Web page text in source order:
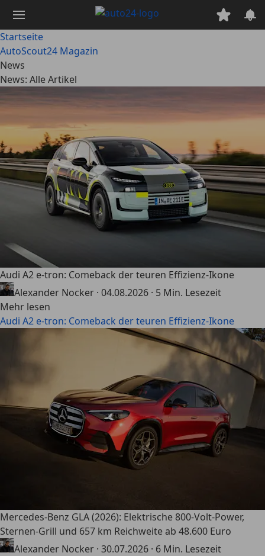
Hauptinhalt
springen
Startseite
AutoScout24 Magazin
News
News: Alle Artikel
Audi A2 e-tron: Comeback der teuren Effizienz-Ikone
Alexander Nocker · 04.08.2026 · 5 Min. Lesezeit
Mehr lesen
Audi A2 e-tron: Comeback der teuren Effizienz-Ikone
Mercedes-Benz GLA (2026): Elektrische 800-Volt-Power,
Sternen-Grill und 657 km Reichweite ab 48.600 Euro
Alexander Nocker · 30.07.2026 · 6 Min. Lesezeit